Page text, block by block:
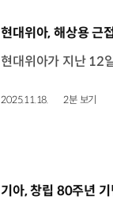
[동영상]
현대위아, 해상용 근
2025.11.18. 2분 보기
[동영상]
기아, 창립 80주년